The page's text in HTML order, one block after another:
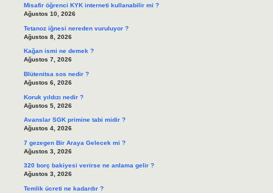
Misafir öğrenci KYK interneti kullanabilir mi ?
Ağustos 10, 2026
Tetanoz iğnesi nereden vuruluyor ?
Ağustos 8, 2026
Kağan ismi ne demek ?
Ağustos 7, 2026
Blütenitsa sos nedir ?
Ağustos 6, 2026
Koruk yıldızı nedir ?
Ağustos 5, 2026
Avanslar SGK primine tabi midir ?
Ağustos 4, 2026
7 gezegen Bir Araya Gelecek mi ?
Ağustos 3, 2026
320 borç bakiyesi verirse ne anlama gelir ?
Ağustos 3, 2026
Temlik ücreti ne kadardır ?